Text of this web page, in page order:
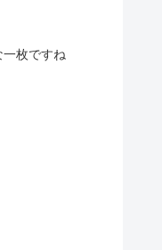
枚ですね